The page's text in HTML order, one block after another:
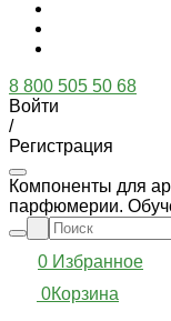
8 800 505 50 68
Войти
/
Регистрация
Компоненты для
парфюмерии.
0 Избранное
0Корзина